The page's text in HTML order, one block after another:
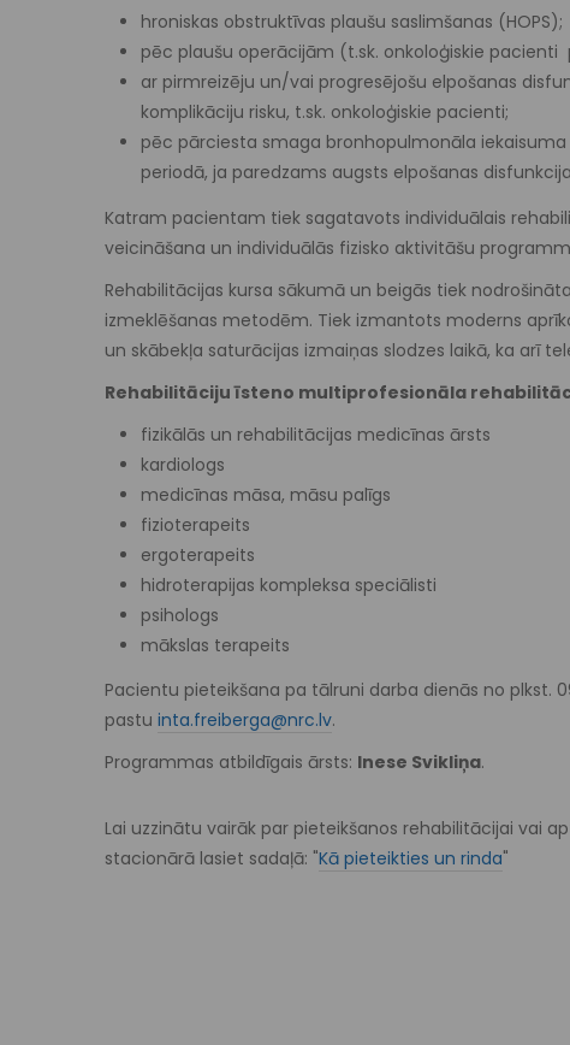
hroniskas obstruktīvas plaušu saslimšanas (HOPS);
pēc plaušu operācijām (t.sk. onkoloģiskie
ar pirmreizēju un/vai progresējošu elpošanas
komplikāciju risku, t.sk. onkoloģiskie pacienti;
pēc pārciesta smaga bronhopulmonāla
periodā, ja paredzams augsts elpošanas
Katram pacientam tiek sagatavots individuālais
veicināšana un individuālās fizisko aktivitāšu
Rehabilitācijas kursa sākumā un beigās tiek
izmeklēšanas metodēm. Tiek izmantots moderns
un skābekļa saturācijas izmaiņas slodzes laikā, ka arī
Rehabilitāciju īsteno multiprofesionāla
fizikālās un rehabilitācijas medicīnas ārsts
kardiologs
medicīnas māsa, māsu palīgs
fizioterapeits
ergoterapeits
hidroterapijas kompleksa speciālisti
psihologs
mākslas terapeits
Pacientu pieteikšana pa tālruni darba dienās no plkst.
pastu inta.freiberga@nrc.lv.
Programmas atbildīgais ārsts: Inese Svikliņa.
Lai uzzinātu vairāk par pieteikšanos rehabilitācijai vai
stacionārā lasiet sadaļā: "Kā pieteikties un rinda"